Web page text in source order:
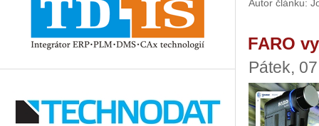
Autor článku:
FARO
Pátek,